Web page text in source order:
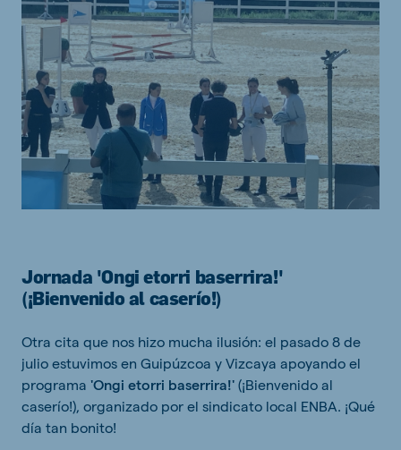
Jornada 'Ongi etorri baserrira!'
(¡Bienvenido al caserío!)
Otra cita que nos hizo mucha ilusión: el pasado 8 de
julio estuvimos en Guipúzcoa y Vizcaya apoyando el
programa 'Ongi etorri baserrira!' (¡Bienvenido al
caserío!), organizado por el sindicato local ENBA. ¡Qué
día tan bonito!